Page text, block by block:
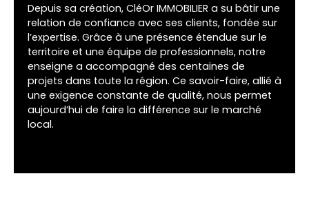
Depuis sa création, CléOr IMMOBILIER a su bâtir une
relation de confiance avec ses clients, fondée sur
l’expertise. Grâce à une présence étendue sur le
territoire et une équipe de professionnels, notre
enseigne a accompagné des centaines de
projets dans toute la région. Ce savoir-faire, allié à
une exigence constante de qualité, nous permet
aujourd’hui de faire la différence sur le marché
local.